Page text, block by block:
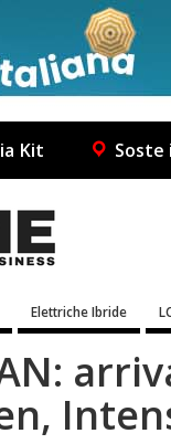
Kit Soste
Elettriche Ibride